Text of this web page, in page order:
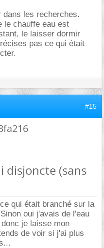
les recherches.
le chauffe eau est
le laisser dormir
pas ce qui était
#15
disjoncte (sans
qui était branché sur la
oui j'avais de l'eau
je laisse mon
de voir si j'ai plus